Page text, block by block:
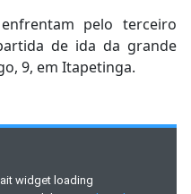
pelo terceiro
de ida da grande
9, em Itapetinga.